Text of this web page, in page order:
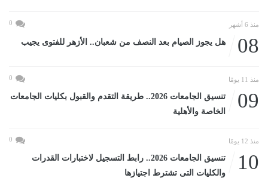
منذ 6 أشهر 0
08 هل يجوز الصيام بعد النصف من شعبان.. الأزهر للفتوى يجيب
منذ 11 يومًا 0
09
تنسيق الجامعات 2026.. طريقة التقدم والقبول بكليات الجامعات
الخاصة والأهلية
منذ 12 يومًا 0
10
تنسيق الجامعات 2026.. رابط التسجيل لاختبارات القدرات
والكليات التى تشترط اجتيازها